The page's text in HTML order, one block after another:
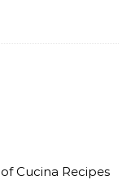
Cucina Recipes